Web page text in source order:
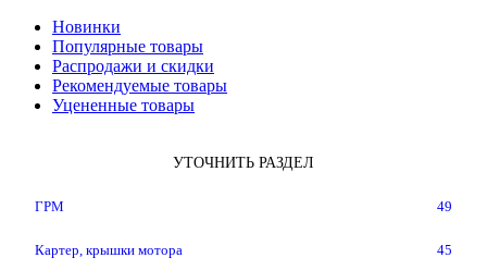
Новинки
Популярные товары
Распродажи и скидки
Рекомендуемые товары
Уцененные товары
УТОЧНИТЬ РАЗДЕЛ
ГРМ 49
Картер, крышки мотора 45